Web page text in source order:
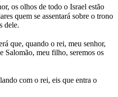
os olhos de todo o Israel estão
quem se assentará sobre o trono
dele.
que, quando o rei, meu senhor,
Salomão, meu filho, seremos os
com o rei, eis que entra o